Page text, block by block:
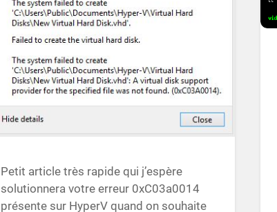
Petit article très rapide qui j’espère
solutionnera votre erreur 0xC03a0014
présente sur HyperV quand on souhaite